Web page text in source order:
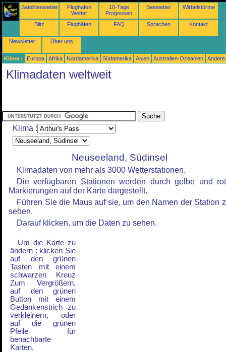
Satellitenwetter
Flughafen
Wetter
10-Tage
Prognosen
Seewetter Wirbelstürme
Blitz Flughäfen FAQ Sprachen Kontakt
Newsletter Über uns
Klima : Europa Afrika Nordamerika Südamerika Asien Australien-Ozeanien Andere
Klimadaten weltweit
Klima :
Neuseeland, Südinsel
Klimadaten von mehr als 3000 Wetterstationen.
Die verfügbaren Stationen werden durch gelbe und
Markierungen auf der Karte dargestellt.
Führen Sie die Maus auf sie, um den Namen der Station
sehen.
Darauf klicken, um die Daten zu sehen.
Um die Karte zu
ändern : klicken Sie
auf den grünen
Tasten mit einem
schwarzen Kreuz
Zum Vergrößern,
auf den grünen
Button mit einem
Gedankenstrich zu
verkleinern, oder
auf die grünen
Pfeile für
benachbarte
Karten.